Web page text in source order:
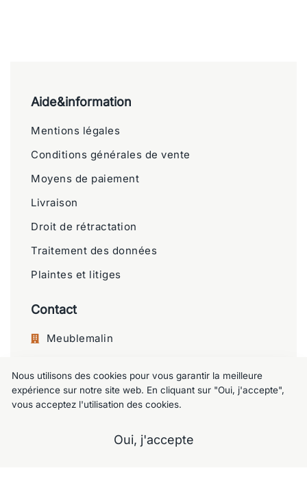
Aide&information
Mentions légales
Conditions générales de vente
Moyens de paiement
Livraison
Droit de rétractation
Traitement des données
Plaintes et litiges
Contact
Meublemalin
Gilles
+32 477 09 49 80
Nous utilisons des cookies pour vous garantir la meilleure
expérience sur notre site web. En cliquant sur "Oui, j'accepte",
vous acceptez l'utilisation des cookies.
Oui, j'accepte